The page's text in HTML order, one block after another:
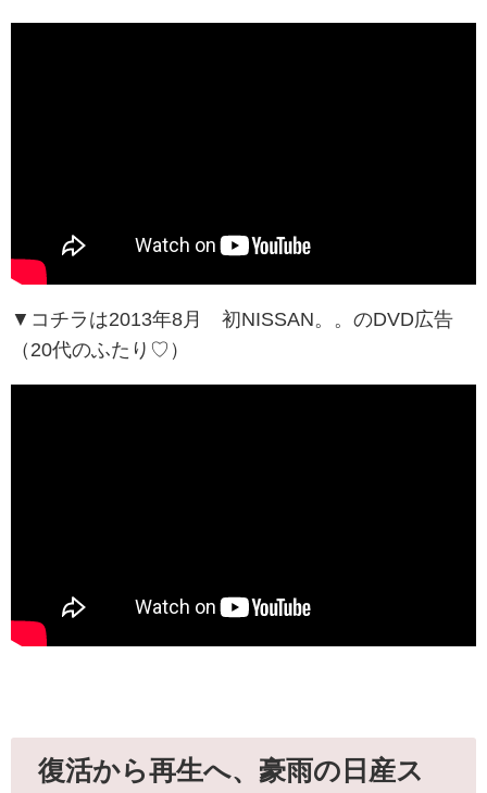
▼コチラは2013年8月 初NISSAN。。のDVD広告
（20代のふたり♡）
復活から再生へ、豪雨の日産ス